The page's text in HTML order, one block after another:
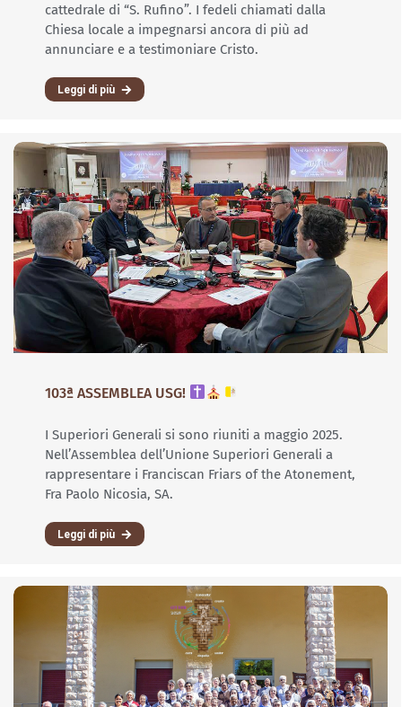
cattedrale di “S. Rufino”. I fedeli chiamati dalla
Chiesa locale a impegnarsi ancora di più ad
annunciare e a testimoniare Cristo.
Leggi di più
103ª ASSEMBLEA USG!
I Superiori Generali si sono riuniti a maggio 2025.
Nell’Assemblea dell’Unione Superiori Generali a
rappresentare i Franciscan Friars of the Atonement,
Fra Paolo Nicosia, SA.
Leggi di più